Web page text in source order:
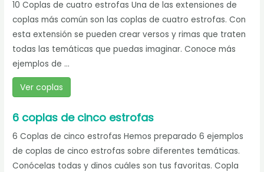
10 Coplas de cuatro estrofas Una de las extensiones de
coplas más común son las coplas de cuatro estrofas. Con
esta extensión se pueden crear versos y rimas que traten
todas las temáticas que puedas imaginar. Conoce más
ejemplos de ...
Ver coplas
6 coplas de cinco estrofas
6 Coplas de cinco estrofas Hemos preparado 6 ejemplos
de coplas de cinco estrofas sobre diferentes temáticas.
Conócelas todas y dinos cuáles son tus favoritas. Copla